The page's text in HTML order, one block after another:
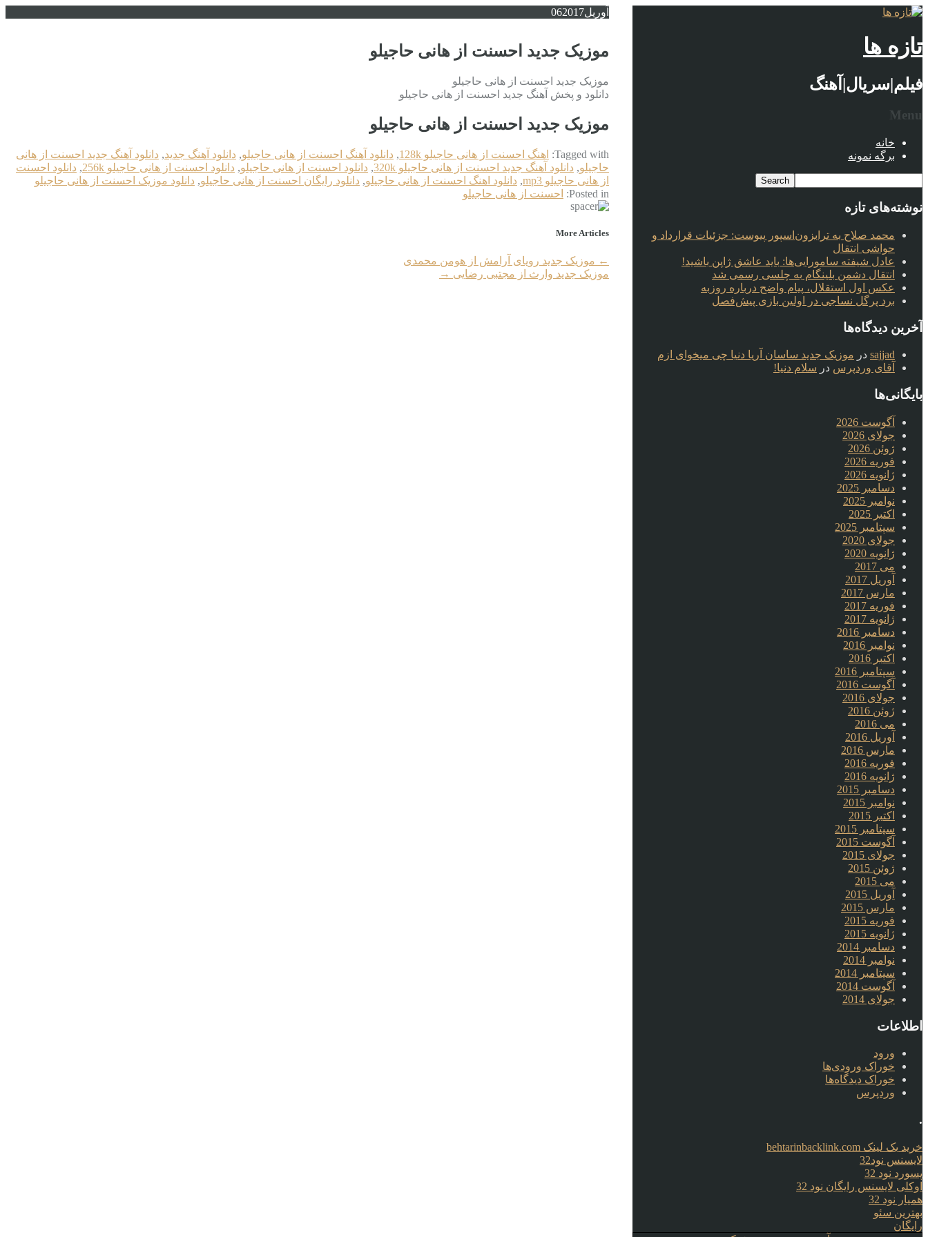
آوریل 062017
موزیک جدید احسنت از هانی حاجیلو
موزیک جدید احسنت از هانی حاجیلو
دانلود و پخش آهنگ جدید احسنت از هانی حاجیلو
موزیک جدید احسنت از هانی حاجیلو
Tagged with: اهنگ احسنت از هانی حاجیلو 128k , دانلود آهنگ احسنت از هانی حاجیلو, دانلود آهنگ جدید, دانلود آهنگ جدید احسنت از هانی
حاجیلو, دانلود آهنگ جدید احسنت از هانی حاجیلو 320k , دانلود احسنت از هانی حاجیلو, دانلود احسنت از هانی حاجیلو 256k , دانلود احسنت
از هانی حاجیلو mp3
, دانلود اهنگ احسنت از هانی حاجیلو, دانلود رایگان احسنت از هانی حاجیلو, دانلود موزیک احسنت از هانی حاجیلو
Posted in:
احسنت از هانی حاجیلو
More Articles
← موزیک جدید رویای آرامش از هومن محمدی
موزیک جدید وارث از مجتبی رضایی →
تازه ها
فیلم|سریال|آهنگ
Menu
خانه
برگه نمونه
نوشته‌های تازه
محمد صلاح به ترابزون‌اسپور پیوست: جزئیات قرارداد و
حواشی انتقال
عادل شیفته سامورایی‌ها: باید عاشق ژاپن باشید!
انتقال دشمن بلینگام به چلسی رسمی شد
عکس اول استقلال، پیام واضح درباره روزبه
برد پرگل نساجی در اولین بازی پیش‌فصل
آخرین دیدگاه‌ها
sajjad در موزیک جدید ساسان آریا دنیا چی میخوای ازم
آقای وردپرس در سلام دنیا!
بایگانی‌ها
آگوست 2026
جولای 2026
ژوئن 2026
فوریه 2026
ژانویه 2026
دسامبر 2025
نوامبر 2025
اکتبر 2025
سپتامبر 2025
جولای 2020
ژانویه 2020
می 2017
آوریل 2017
مارس 2017
فوریه 2017
ژانویه 2017
دسامبر 2016
نوامبر 2016
اکتبر 2016
سپتامبر 2016
آگوست 2016
جولای 2016
ژوئن 2016
می 2016
آوریل 2016
مارس 2016
فوریه 2016
ژانویه 2016
دسامبر 2015
نوامبر 2015
اکتبر 2015
سپتامبر 2015
آگوست 2015
جولای 2015
ژوئن 2015
می 2015
آوریل 2015
مارس 2015
فوریه 2015
ژانویه 2015
دسامبر 2014
نوامبر 2014
سپتامبر 2014
آگوست 2014
جولای 2014
اطلاعات
ورود
خوراک ورودی‌ها
خوراک دیدگاه‌ها
وردپرس
.
خرید بک لینک behtarinbacklink.com
لایسنس نود32
پسورد نود 32
اوکلی لایسنس رایگان نود 32
همیار نود 32
بهترین سئو
رایگان